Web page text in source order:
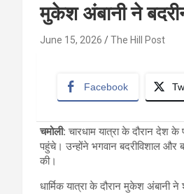
मुकेश अंबानी ने
June 15, 2026 The Hill Post
Facebook
चमोली: चारधाम यात्रा के दौरान देश
पहुंचे। उन्होंने भगवान बदरीविशाल और
की।
धार्मिक यात्रा के दौरान मुकेश अंबानी